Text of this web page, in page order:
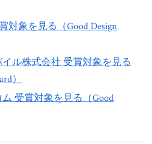
対象を見る（Good Design
ル株式会社 受賞対象を見る
）
受賞対象を見る（Good